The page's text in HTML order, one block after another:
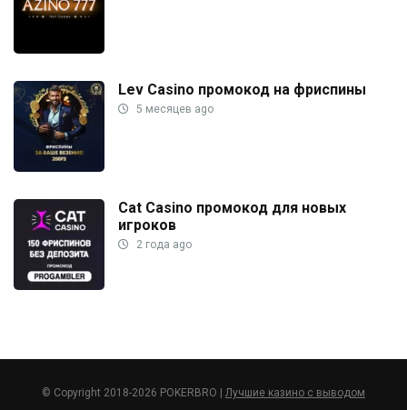
Lev Casino промокод на фриспины
5 месяцев ago
Cat Casino промокод для новых
игроков
2 года ago
© Copyright 2018-2026 POKERBRO | Лучшие казино с выводом